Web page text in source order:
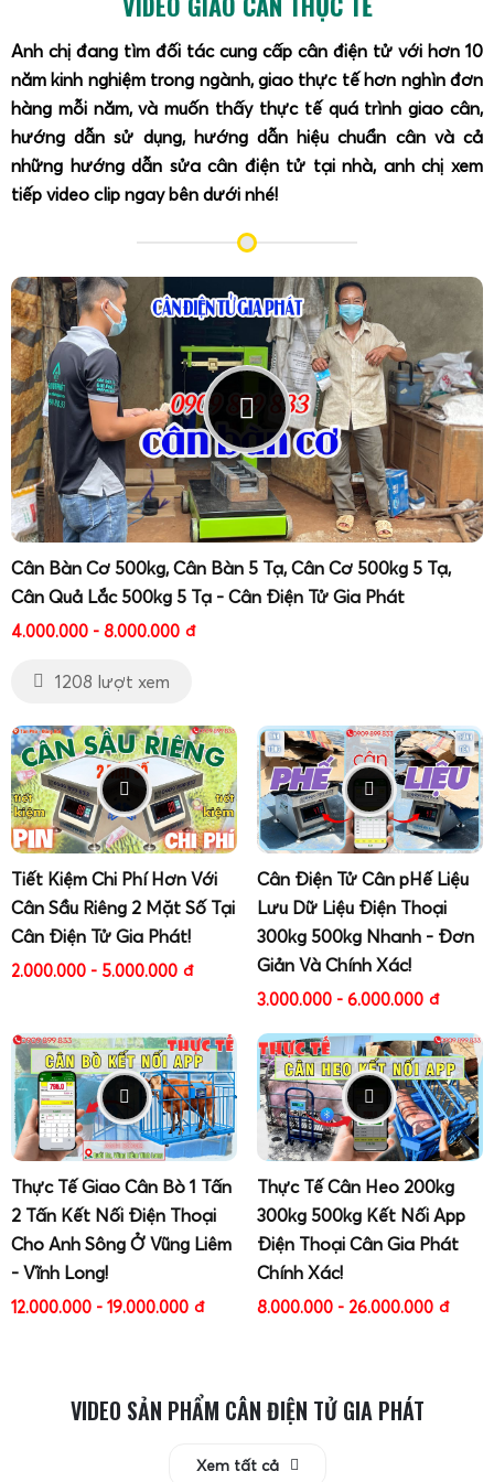
không sợ lạc mất dây sạc như những cân giá rẻ khác.
Việc sử dụngcân bắt trái sầu riêng 30kggiúp quá trình
kiểm tra, phân loại tại vườn và vựa diễn ra minh bạch, hạn
chế tranh cãi về trọng lượng, đồng thời tăng tốc độ thu
mua trong mùa vụ cao điểm.
Cân sọt sầu riêng 300kg, cân rổ sầu riêng
100kg xuất khẩu và cân kho lạnh sầu riêng
Đối với các đơn vị thu mua số lượng lớn, nhà máy đóng rổ,
đóng sọt và xuất khẩu container lạnh, nhu cầu cân tải
trọng lớn, độ bền cao và chống nước, chống lạnh là bắt
buộc. Gia Phát cung cấp đầy đủ các dòngcân sọt sầu riêng
100kg,cân sọt sầu riêng 200kg,cân sọt sầu riêng300kg
cân đóng rổ sầu riêng xuất khẩu 100kgvàcân điện tử
chống nước IP68 cân sầu riêng kho lạnhđể đáp ứng toàn
bộ chuỗi cung ứng.
Cân điện tử cân sọt sầu riêng 100kg, 200kg, 300kg
Anh chị đang tìm đối tác cung cấp cân điện tử với hơn 10
năm kinh nghiệm trong ngành, giao thực tế hơn nghìn đơn
hàng mỗi năm, và muốn thấy thực tế quá trình giao cân,
hướng dẫn sử dụng, hướng dẫn hiệu chuẩn cân và cả
những hướng dẫn sửa cân điện tử tại nhà, anh chị xem
tiếp video clip ngay bên dưới nhé!
Cân Bàn Cơ 500kg, Cân Bàn 5 Tạ, Cân Cơ 500kg 5 Tạ,
Cân Quả Lắc 500kg 5 Tạ - Cân Điện Tử Gia Phát
4.000.000 - 8.000.000 đ
1208 lượt xem
Tiết Kiệm Chi Phí Hơn Với
Cân Sầu Riêng 2 Mặt Số Tại
Cân Điện Tử Gia Phát!
2.000.000 - 5.000.000 đ
Cân Điện Tử Cân pHế Liệu
Lưu Dữ Liệu Điện Thoại
300kg 500kg Nhanh - Đơn
Giản Và Chính Xác!
3.000.000 - 6.000.000 đ
Thực Tế Giao Cân Bò 1 Tấn
2 Tấn Kết Nối Điện Thoại
Cho Anh Sông Ở Vũng Liêm
- Vĩnh Long!
12.000.000 - 19.000.000 đ
Thực Tế Cân Heo 200kg
300kg 500kg Kết Nối App
Điện Thoại Cân Gia Phát
Chính Xác!
8.000.000 - 26.000.000 đ
VIDEO SẢN PHẨM CÂN ĐIỆN TỬ GIA PHÁT
Xem tất cả